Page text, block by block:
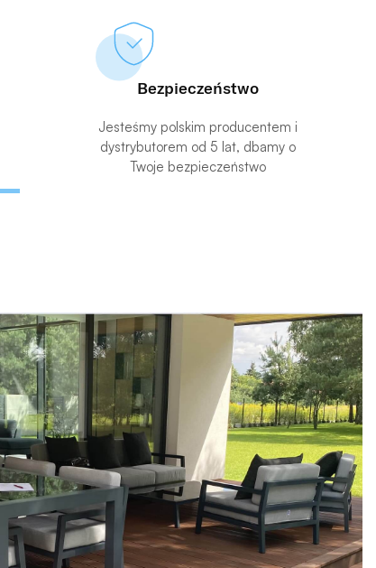
Bezpieczeństwo
Jesteśmy polskim producentem i
dystrybutorem od 5 lat, dbamy o
Twoje bezpieczeństwo